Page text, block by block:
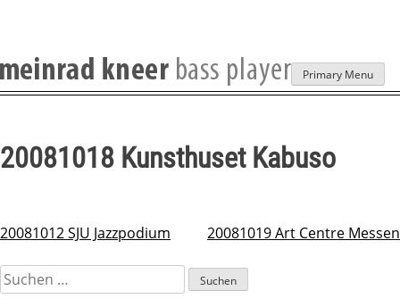
Skip
to
Primary Menu
20081018 Kunsthuset Kabuso
Beitragsnavigation
20081012 SJU Jazzpodium 20081019 Art Centre Messen
Suchen
nach: